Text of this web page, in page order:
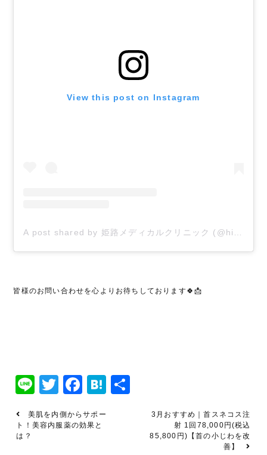
View this post on Instagram
A post shared by 姫路メディカルクリニック (@himeji.mc)
皆様のお問い合わせを心よりお待ちしております🍀📩
LineTwitter
Facebook
Hatena
美肌を内側からサポー
ト！美容内服薬の効果と
は？
3月おすすめ｜首スネコス注
射 1回78,000円(税込
85,800円)【首の小じわを改
善】